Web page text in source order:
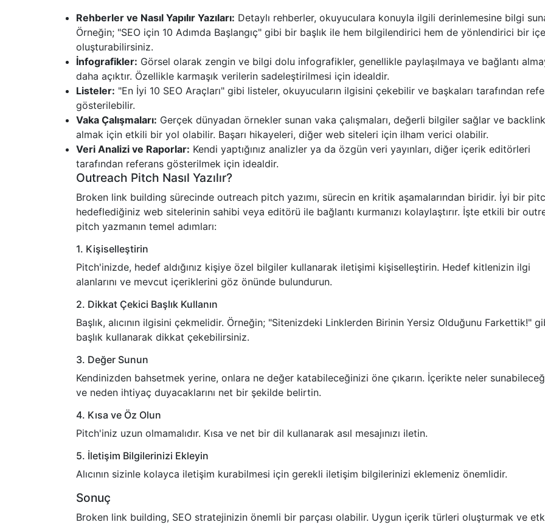
Rehberler ve Nasıl Yapılır Yazıları: Detaylı rehberler, okuyuculara konuyla ilgili derinlemesine bilgi
Örneğin; "SEO için 10 Adımda Başlangıç" gibi bir başlık ile hem bilgilendirici hem de yönlendirici bir
oluşturabilirsiniz.
İnfografikler: Görsel olarak zengin ve bilgi dolu infografikler, genellikle paylaşılmaya ve bağlantı
daha açıktır. Özellikle karmaşık verilerin sadeleştirilmesi için idealdir.
Listeler: "En İyi 10 SEO Araçları" gibi listeler, okuyucuların ilgisini çekebilir ve başkaları tarafından
gösterilebilir.
Vaka Çalışmaları: Gerçek dünyadan örnekler sunan vaka çalışmaları, değerli bilgiler sağlar ve backlink
almak için etkili bir yol olabilir. Başarı hikayeleri, diğer web siteleri için ilham verici olabilir.
Veri Analizi ve Raporlar: Kendi yaptığınız analizler ya da özgün veri yayınları, diğer içerik editörleri
tarafından referans gösterilmek için idealdir.
Outreach Pitch Nasıl Yazılır?
Broken link building sürecinde outreach pitch yazımı, sürecin en kritik aşamalarından biridir. İyi bir
hedeflediğiniz web sitelerinin sahibi veya editörü ile bağlantı kurmanızı kolaylaştırır. İşte etkili bir
pitch yazmanın temel adımları:
1. Kişiselleştirin
Pitch'inizde, hedef aldığınız kişiye özel bilgiler kullanarak iletişimi kişiselleştirin. Hedef kitlenizin ilgi
alanlarını ve mevcut içeriklerini göz önünde bulundurun.
2. Dikkat Çekici Başlık Kullanın
Başlık, alıcının ilgisini çekmelidir. Örneğin; "Sitenizdeki Linklerden Birinin Yersiz Olduğunu Farkettik!"
başlık kullanarak dikkat çekebilirsiniz.
3. Değer Sunun
Kendinizden bahsetmek yerine, onlara ne değer katabileceğinizi öne çıkarın. İçerikte neler
ve neden ihtiyaç duyacaklarını net bir şekilde belirtin.
4. Kısa ve Öz Olun
Pitch'iniz uzun olmamalıdır. Kısa ve net bir dil kullanarak asıl mesajınızı iletin.
5. İletişim Bilgilerinizi Ekleyin
Alıcının sizinle kolayca iletişim kurabilmesi için gerekli iletişim bilgilerinizi eklemeniz önemlidir.
Sonuç
Broken link building, SEO stratejinizin önemli bir parçası olabilir. Uygun içerik türleri oluşturmak ve